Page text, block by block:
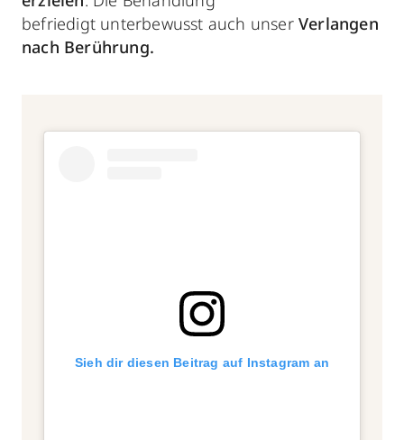
befriedigt unterbewusst auch unser Verlangen
nach Berührung.
Sieh dir diesen Beitrag auf Instagram an